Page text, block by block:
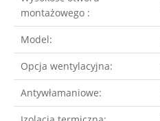
montażowego :
Model:
Opcja wentylacyjna:
Antywłamaniowe: